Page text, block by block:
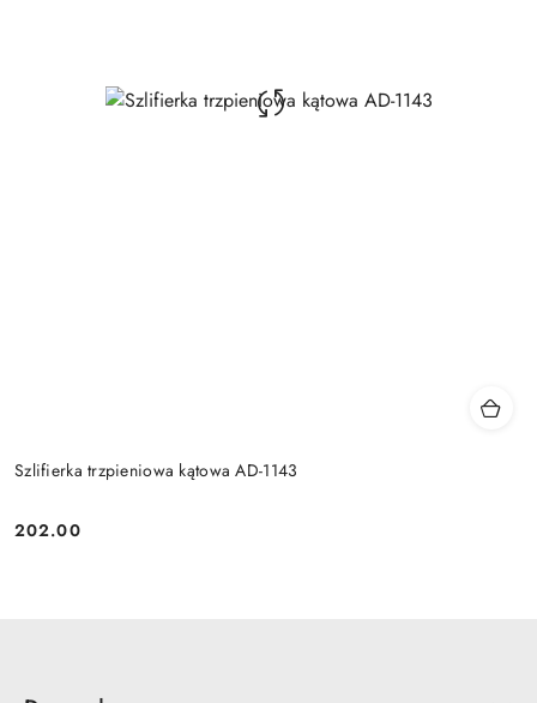
Szlifierka trzpieniowa kątowa AD-1143
Cena:
202.00